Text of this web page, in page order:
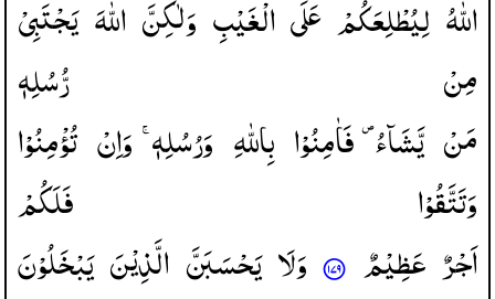
اللّٰهُ لِیُطْلِعَكُمْ عَلَی الْغَیْبِ وَلٰكِنَّ اللّٰهَ یَجْتَبِیْ
مِنْ
رُّسُلِهٖ
مَنْ یَّشَآءُ ۪ فَاٰمِنُوْا بِاللّٰهِ وَرُسُلِهٖ ۚ وَاِنْ تُؤْمِنُوْا
وَتَتَّقُوْا
فَلَكُمْ
اَجْرٌ عَظِیْمٌ وَلَا یَحْسَبَنَّ الَّذِیْنَ یَبْخَلُوْنَ